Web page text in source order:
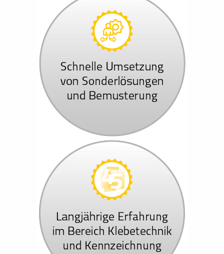
Cookie Laufzeit:
Browsersitzung
Cookie Consent
cookie_consent
Zweck:
Speichert die Einstellungen der Besucher, die in der
Cookie Laufzeit:
fe_typo_user
Name:
fe_typo_user
Anbieter:
TYPO3
Zweck: